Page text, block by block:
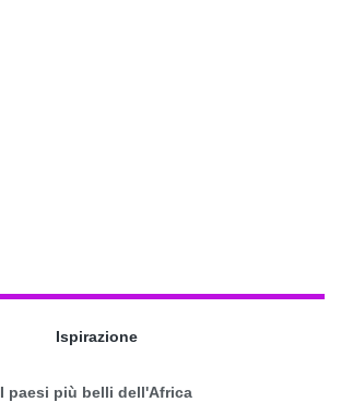
Ispirazione
I paesi più belli dell'Africa